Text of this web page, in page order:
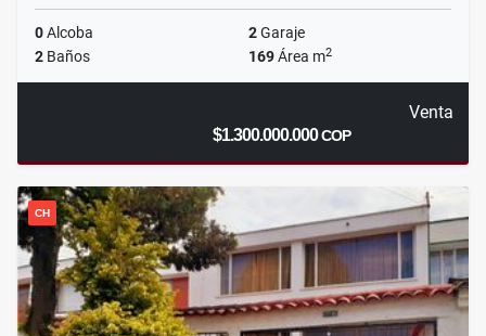
0Alcoba 2Garaje
2 Baños 169Área m2
Venta
$1.300.000.000COP
CH